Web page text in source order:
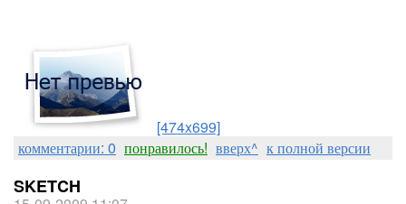
[474x699]
комментарии: 0 понравилось! вверх^ к полной версии
SKETCH